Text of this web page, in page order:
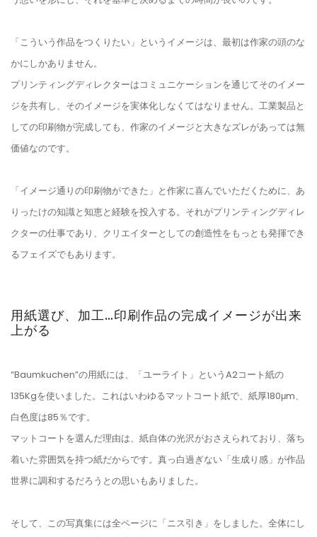
「こういう作品をつくりたい」というイメージは、最初は作家の頭のな
かにしかありません。
プリンティングディレクターはコミュニケーションを通じてそのイメー
ジを共有し、そのイメージを実体化しなくてはなりません。工業製品と
しての印刷物が完成しても、作家のイメージと大きなズレがあっては無
価値なのです。
「イメージ通りの印刷物ができた」と作家に喜んでいただくために、あ
りったけの知識と知恵と経験を投入する。それがプリンティングディレ
クターの仕事であり、クリエイターとしての創造性をもっとも発揮でき
るフェイズでもあります。
用紙選び、加工…印刷作品の完成イメージが出来
上がる
“Baumkuchen”の用紙には、「ユーライト」というA2コート紙の
135Kgを使いました。これはいわゆるマットコート紙で、紙厚180μm、
白色度は85％です。
マットコートを選んだ理由は、紙自体の光沢がおさえられており、落ち
着いた雰囲気を持つ紙だからです。真っ白過ぎない「生成り感」が作品
世界に調和するだろうとの思いもありました。
そして、この写真集には全ページに「ニス引き」をしました。全体にし